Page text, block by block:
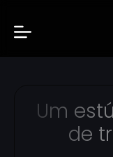
Um
de